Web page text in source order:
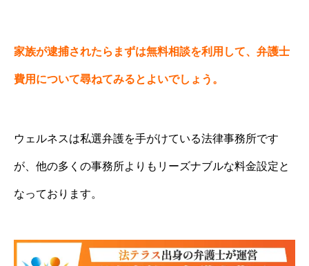
家族が逮捕されたらまずは無料相談を利用して、弁護士
費用について尋ねてみるとよいでしょう。
ウェルネスは私選弁護を手がけている法律事務所です
が、他の多くの事務所よりもリーズナブルな料金設定と
なっております。